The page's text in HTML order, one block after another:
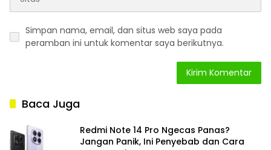
Simpan nama, email, dan situs web saya pada
peramban ini untuk komentar saya berikutnya.
Baca Juga
Redmi Note 14 Pro Ngecas Panas?
Jangan Panik, Ini Penyebab dan Cara